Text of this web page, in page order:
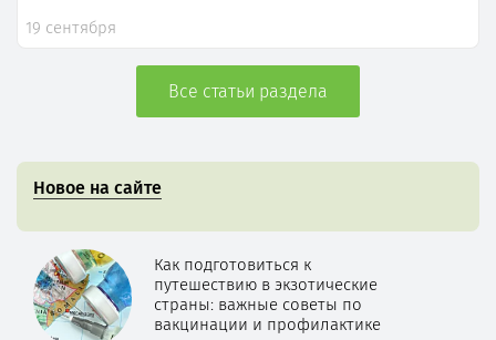
19 сентября
Все статьи раздела
Новое на сайте
Как подготовиться к
путешествию в экзотические
страны: важные советы по
вакцинации и профилактике